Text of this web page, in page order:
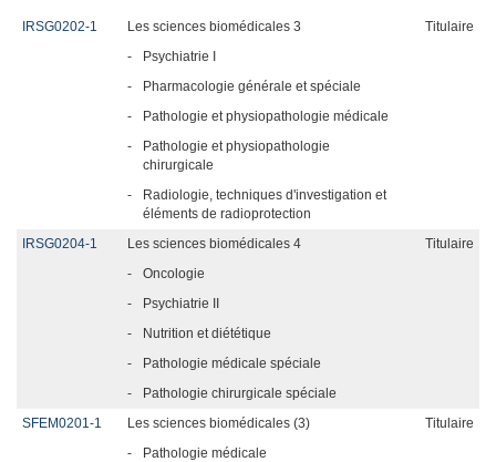
IRSG0202-1 Les sciences biomédicales 3
Titulaire
-
Psychiatrie I
-
Pharmacologie générale et spéciale
-
Pathologie et physiopathologie médicale
-
Pathologie et physiopathologie
chirurgicale
-
Radiologie, techniques d'investigation et
éléments de radioprotection
IRSG0204-1
Les sciences biomédicales 4
Titulaire
-
Oncologie
-
Psychiatrie II
-
Nutrition et diététique
-
Pathologie médicale spéciale
-
Pathologie chirurgicale spéciale
SFEM0201-1
Les sciences biomédicales (3)
Titulaire
-
Pathologie médicale